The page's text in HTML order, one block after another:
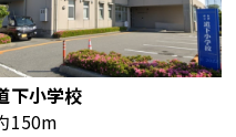
下小学校
150m